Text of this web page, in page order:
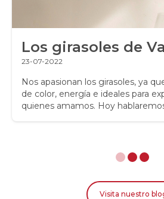
Los girasoles de
23-07-2022
Nos apasionan los girasoles, ya
de color, energía e ideales para
quienes amamos. Hoy
Visita nuestro